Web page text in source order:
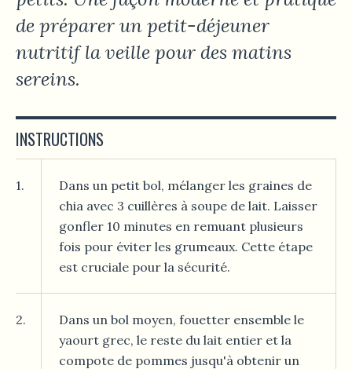
de préparer un petit-déjeuner
nutritif la veille pour des matins
sereins.
INSTRUCTIONS
1.
Dans un petit bol, mélanger les graines de
chia avec 3 cuillères à soupe de lait. Laisser
gonfler 10 minutes en remuant plusieurs
fois pour éviter les grumeaux. Cette étape
est cruciale pour la sécurité.
2.
Dans un bol moyen, fouetter ensemble le
yaourt grec, le reste du lait entier et la
compote de pommes jusqu'à obtenir un